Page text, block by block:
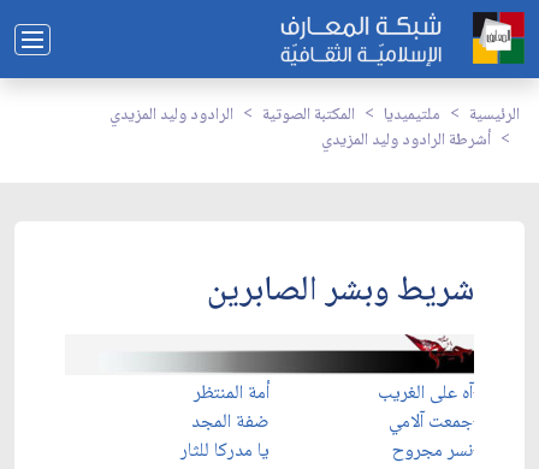
الرئيسية ملتيميديا المكتبة الصوتية
الرادود وليد المزيدي
أشرطة الرادود وليد المزيدي
شريط وبشر الصابرين
آه على الغريب
أمة المنتظر
جمعت آلامي
ضفة المجد
نسر مجروح
يا مدركا للثار